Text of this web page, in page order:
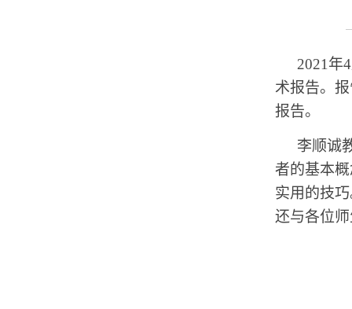
2021 年4
术报告。
报告。
李顺诚
者的基本
实用的技
还与各位